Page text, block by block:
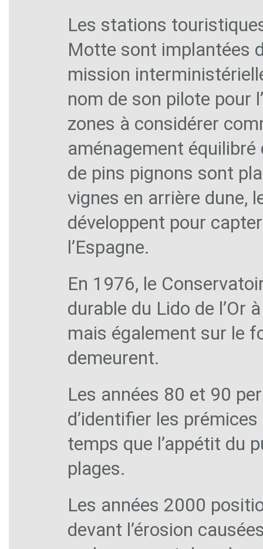
Les stations
Motte sont implantées
mission
nom de son pilote pour
zones à considérer
aménagement
de pins pignons sont
vignes en arrière dune,
développent pour
l’Espagne.
En 1976, le
durable du Lido de l’Or
mais également sur le
demeurent.
Les années 80 et 90
d’identifier les
temps que l’appétit du
plages.
Les années 2000
devant l’érosion